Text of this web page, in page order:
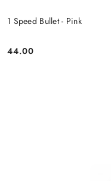
1 Speed Bullet - Pink
Cena:
44.00